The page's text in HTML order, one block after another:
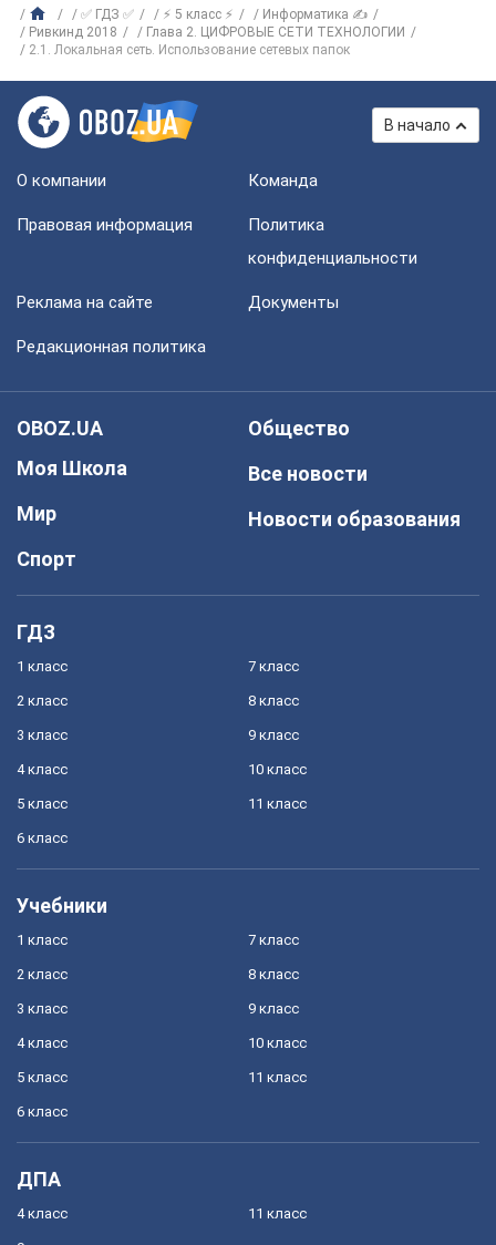
✅ ГДЗ ✅ ⚡ 5 класс ⚡
Информатика ✍
Ривкинд 2018
Глава 2. ЦИФРОВЫЕ СЕТИ ТЕХНОЛОГИИ
2.1. Локальная сеть. Использование сетевых папок
В начало
О компании Команда
Правовая информация
Политика
конфиденциальности
Реклама на сайте Документы
Редакционная политика
OBOZ.UA
Моя Школа
Мир
Спорт
Общество
Все новости
Новости образования
ГДЗ
1 класс
2 класс
3 класс
4 класс
5 класс
6 класс
7 класс
8 класс
9 класс
10 класс
11 класс
Учебники
1 класс
2 класс
3 класс
4 класс
5 класс
6 класс
7 класс
8 класс
9 класс
10 класс
11 класс
ДПА
4 класс 11 класс